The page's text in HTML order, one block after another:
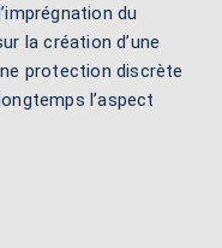
du
la création d’une
protection discrète
l’aspect